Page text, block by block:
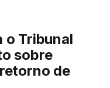
e transparente".
burocracias,
que os apoios
estaremos a dar
o Tribunal
sobre
de